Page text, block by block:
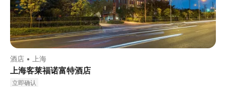
酒店 • 上海
上海客莱福诺富特酒店
立即确认